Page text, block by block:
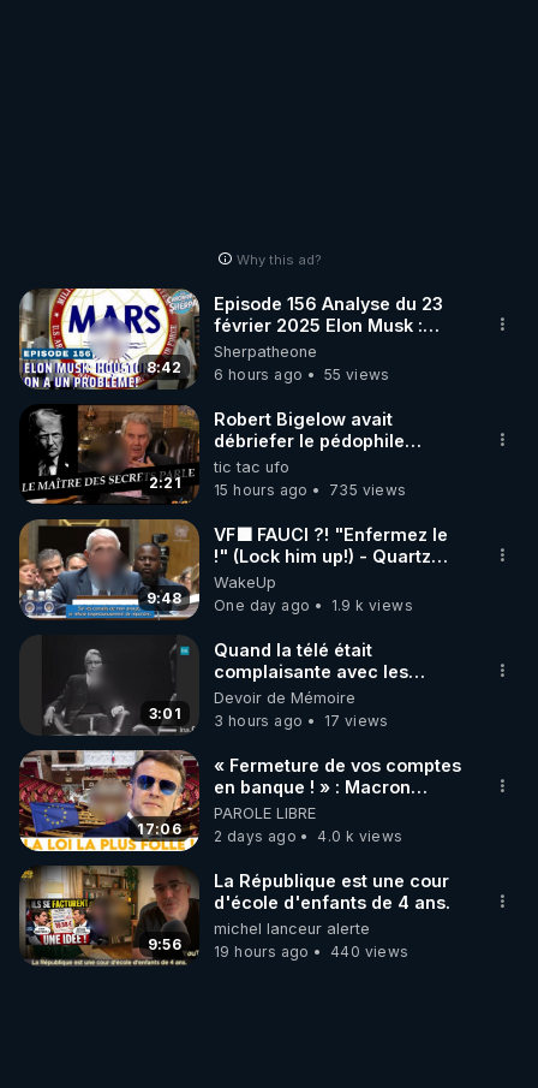
Why this ad?
8:42
Episode 156 Analyse du 23
février 2025 Elon Musk :
Houston , on a un problème !
Sherpatheone
6 hours ago
55 views
2:21
Robert Bigelow avait
débriefer le pédophile
génocidaire de donald j
trump
tic tac ufo
15 hours ago
735 views
9:48
VF🟩 FAUCI ?! "Enfermez le
!" (Lock him up!) - Quartz
Traduction
WakeUp
One day ago
1.9 k views
3:01
Quand la télé était
complaisante avec les
pédophiles
Devoir de Mémoire
3 hours ago
17 views
17:06
« Fermeture de vos comptes
en banque ! » : Macron
impose une loi folle !
PAROLE LIBRE
2 days ago
4.0 k views
9:56
La République est une cour
d'école d'enfants de 4 ans.
michel lanceur alerte
19 hours ago
440 views